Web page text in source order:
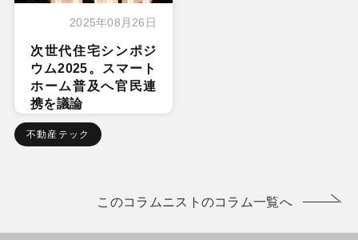
2025年08月26日
次世代住宅シンポジ
ウム2025。スマート
ホーム普及へ官民連
携を議論
不動産テック
このコラムニストのコラム一覧へ